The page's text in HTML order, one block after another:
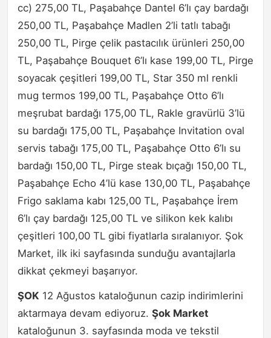
cc) 275,00 TL, Paşabahçe Dantel 6’lı çay bardağı
250,00 TL, Paşabahçe Madlen 2’li tatlı tabağı
250,00 TL, Pirge çelik pastacılık ürünleri 250,00
TL, Paşabahçe Bouquet 6’lı kase 199,00 TL, Pirge
soyacak çeşitleri 199,00 TL, Star 350 ml renkli
mug termos 199,00 TL, Paşabahçe Otto 6’lı
meşrubat bardağı 175,00 TL, Rakle gravürlü 3’lü
su bardağı 175,00 TL, Paşabahçe Invitation oval
servis tabağı 175,00 TL, Paşabahçe Otto 6’lı su
bardağı 150,00 TL, Pirge steak bıçağı 150,00 TL,
Paşabahçe Echo 4’lü kase 130,00 TL, Paşabahçe
Frigo saklama kabı 125,00 TL, Paşabahçe İrem
6’lı çay bardağı 125,00 TL ve silikon kek kalıbı
çeşitleri 100,00 TL gibi fiyatlarla sıralanıyor. Şok
Market, ilk iki sayfasında sunduğu avantajlarla
dikkat çekmeyi başarıyor.
ŞOK 12 Ağustos kataloğunun cazip indirimlerini
aktarmaya devam ediyoruz. Şok Market
kataloğunun 3. sayfasında moda ve tekstil